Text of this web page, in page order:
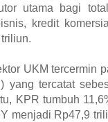
utama bagi
kredit
UKM tercermin
yang tercatat
KPR tumbuh
menjadi Rp47,9